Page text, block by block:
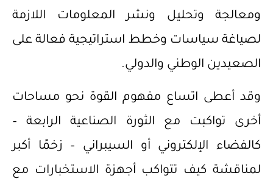
ومعالجة وتحليل ونشر المعلومات اللازمة
لصياغة سياسات وخطط استراتيجية فعالة على
الصعيدين الوطني والدولي.
وقد أعطى اتساع مفهوم القوة نحو مساحات
أخرى تواكبت مع الثورة الصناعية الرابعة –
كالفضاء الإلكتروني أو السيبراني – زخمًا أكبر
لمناقشة كيف تتواكب أجهزة الاستخبارات مع